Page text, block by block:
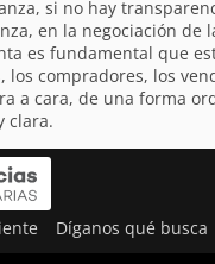
si no hay
en la negociación de
es fundamental que
los compradores, los
a cara, de una forma
clara.
Díganos qué busca